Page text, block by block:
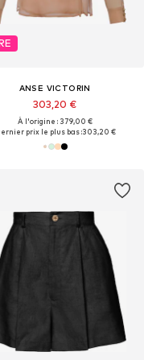
ANSE VICTORIN
303,20 €
À l'origine : 379,00 €
prix le plus bas :303,20 €